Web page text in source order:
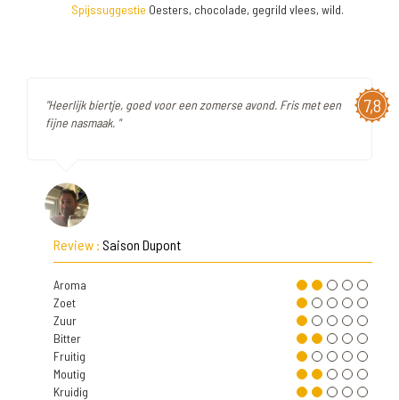
Spijssuggestie Oesters, chocolade, gegrild vlees, wild.
7,8
"Heerlijk biertje, goed voor een zomerse avond. Fris met een
fijne nasmaak. "
Review : Saison Dupont
Aroma
Zoet
Zuur
Bitter
Fruitig
Moutig
Kruidig